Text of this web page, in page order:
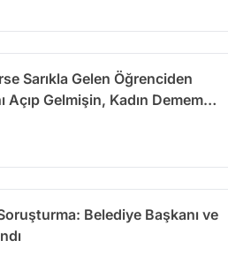
Sarıkla Gelen Öğrenciden
Açıp Gelmişin, Kadın Demem
Belediye Başkanı ve